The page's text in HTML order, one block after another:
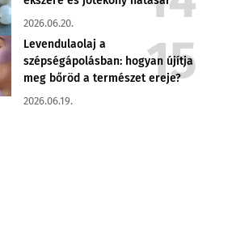
2026.06.20.
Levendulaolaj a
szépségápolásban: hogyan újítja
meg bőröd a természet ereje?
2026.06.19.